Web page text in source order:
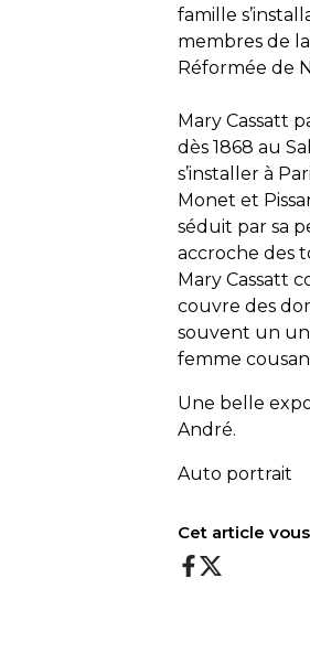
famille
membres de
Réformée de
Mary Cassatt
dès 1868 au
s’installer à
Monet et
séduit par sa
accroche des
Mary Cassatt
couvre des
souvent un
femme
Une belle
André.
Auto portrait
Cet article